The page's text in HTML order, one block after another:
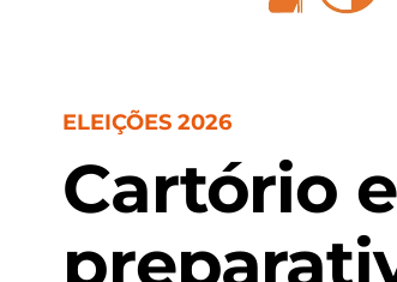
ELEIÇÕES 2026
Cartório